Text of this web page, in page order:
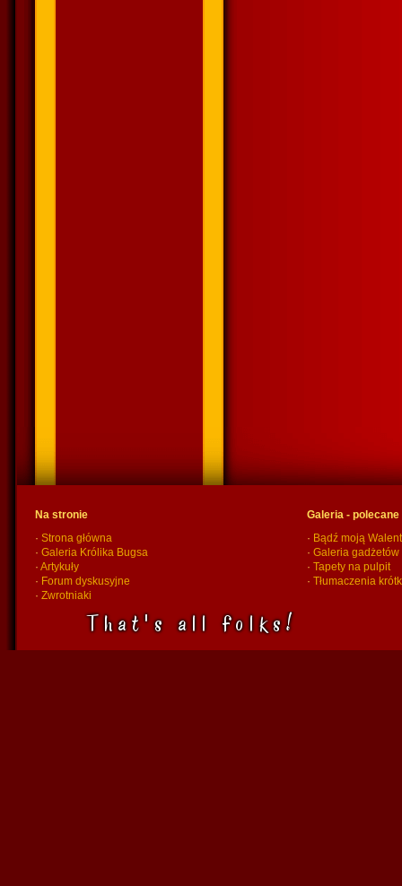
Na stronie
· Strona główna
· Galeria Królika Bugsa
· Artykuły
· Forum dyskusyjne
· Zwrotniaki
Galeria -
· Bądź moją
·Galeria
·Tapety na pulpit
·Tłumaczenia